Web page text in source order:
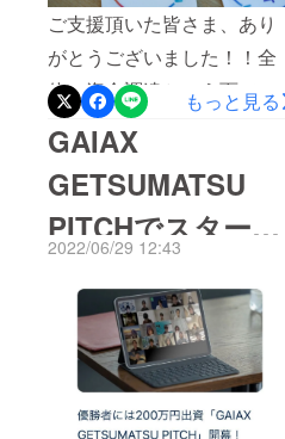
ご支援頂いた皆さま、あり
がとうございました！！全
体の資金調達という面では
プレゼンイベントで出資の
賞を頂け、前に進める事が
出来そうです。頂いた想い
を大切にKAMADOをさらに
成長させていきますまず
は、諸々の可視化をして拡
めていきます。本当にあり
がとうございました！！！
リターンについては準備出
来次第、期日までにお送り
もっと見る
GAIAX
GETSUMATSU
PITCHでスタート
を受賞しました！
2022/06/29 12:43